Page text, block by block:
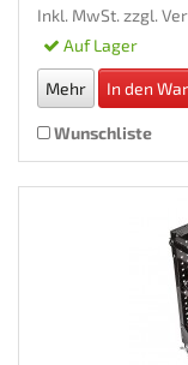
Inkl. MwSt. zzgl.
Auf Lager
Mehr In den
Wunschliste